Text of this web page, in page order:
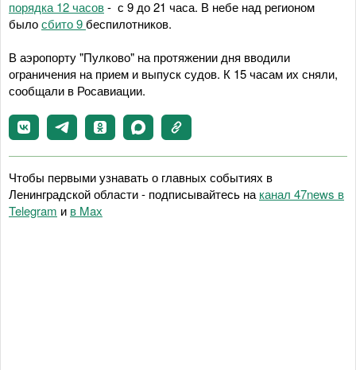
порядка 12 часов- с 9 до 21 часа. В небе над регионом
былосбито 9беспилотников.
В аэропорту "Пулково" на протяжении дня вводили
ограничения на прием и выпуск судов. К 15 часам их сняли,
сообщали в Росавиации.
Чтобы первыми узнавать о главных событиях в
Ленинградской области - подписывайтесь на канал 47news в
Telegram и в Maх